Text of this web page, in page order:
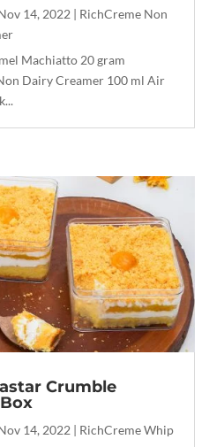
14, 2022 | RichCreme Non
Machiatto 20 gram
Dairy Creamer 100 ml Air
Crumble
14, 2022 | RichCreme Whip